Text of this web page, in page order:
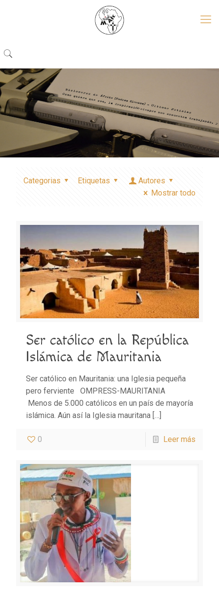
Categorias Etiquetas
Autores
Mostrar todo
Ser católico en la República
Islámica de Mauritania
Ser católico en Mauritania: una Iglesia pequeña
pero ferviente OMPRESS-MAURITANIA
Menos de 5.000 católicos en un país de mayoría
islámica. Aún así la Iglesia mauritana […]
0 Leer más